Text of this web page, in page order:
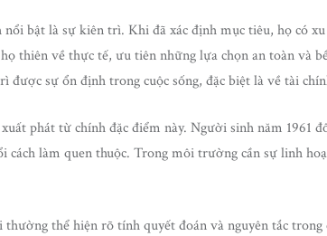
bật là sự kiên trì. Khi đã xác định mục tiêu, họ có
thiên về thực tế, ưu tiên những lựa chọn an toàn và
được sự ổn định trong cuộc sống, đặc biệt là về tài
phát từ chính đặc điểm này. Người sinh năm 1961
cách làm quen thuộc. Trong môi trường cần sự linh
thể hiện rõ tính quyết đoán và nguyên tắc